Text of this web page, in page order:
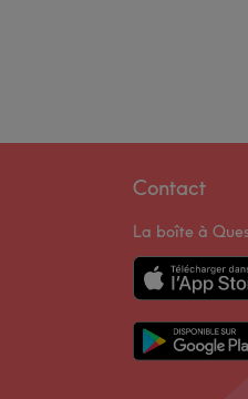
Contact
La boîte à